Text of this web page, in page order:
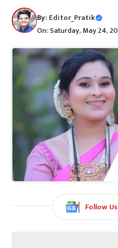
By:Editor_Pratik
On: Saturday, May 24,
Follow Us